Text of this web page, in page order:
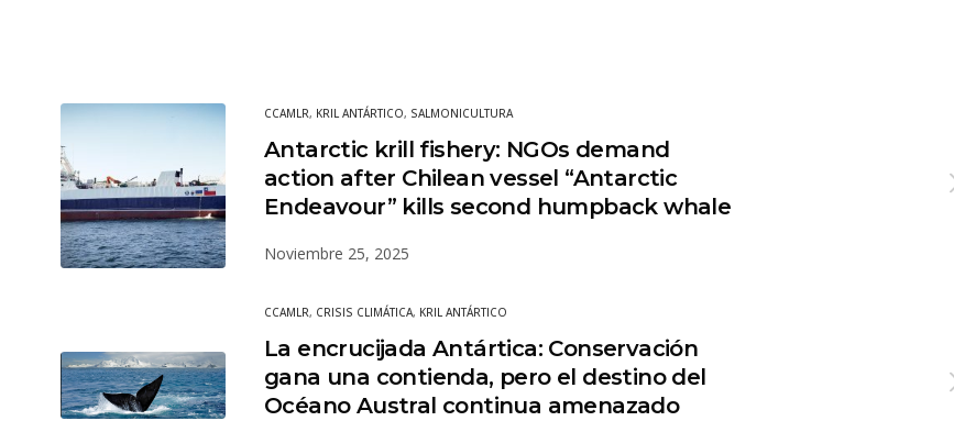
CCAMLR, KRIL ANTÁRTICO, SALMONICULTURA
Antarctic krill fishery: NGOs demand
action after Chilean vessel “Antarctic
Endeavour” kills second humpback whale
Noviembre 25, 2025
CCAMLR, CRISIS CLIMÁTICA, KRIL ANTÁRTICO
La encrucijada Antártica: Conservación
gana una contienda, pero el destino del
Océano Austral continua amenazado